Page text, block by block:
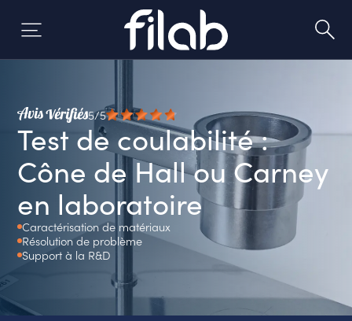
5/5
Test de coulabilité :
Cône de Hall ou Carney
en laboratoire
Caractérisation de matériaux
Résolution de problème
Support à la R&D